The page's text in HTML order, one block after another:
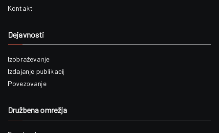
Kontakt
Dejavnosti
Izobraževanje
Izdajanje publikacij
Povezovanje
Družbena omrežja